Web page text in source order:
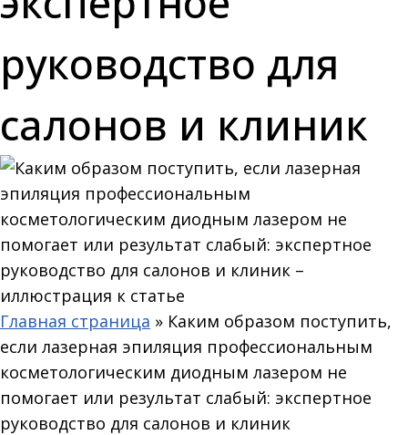
руководство для
салонов и клиник
Главная страница » Каким образом поступить,
если лазерная эпиляция профессиональным
косметологическим диодным лазером не
помогает или результат слабый: экспертное
руководство для салонов и клиник